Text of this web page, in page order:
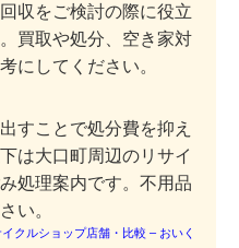
収をご検討の際に役立
買取や処分、空き家対
にしてください。
すことで処分費を抑え
は大口町周辺のリサイ
処理案内です。不用品
い。
クルショップ店舗・比較 – おいく